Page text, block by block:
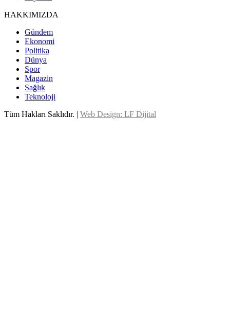
HAKKIMIZDA
Gündem
Ekonomi
Politika
Dünya
Spor
Magazin
Sağlık
Teknoloji
Tüm Hakları Saklıdır. | Web Design: LF Dijital